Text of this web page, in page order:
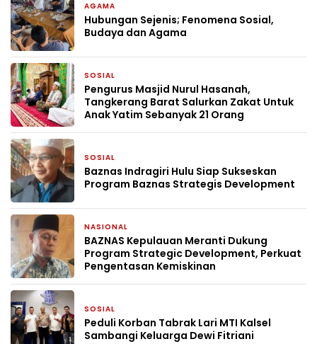
AGAMA
Hubungan Sejenis; Fenomena Sosial,
Budaya dan Agama
SOSIAL
Pengurus Masjid Nurul Hasanah,
Tangkerang Barat Salurkan Zakat Untuk
Anak Yatim Sebanyak 21 Orang
SOSIAL
Baznas Indragiri Hulu Siap Sukseskan
Program Baznas Strategis Development
NASIONAL
BAZNAS Kepulauan Meranti Dukung
Program Strategic Development, Perkuat
Pengentasan Kemiskinan
SOSIAL
Peduli Korban Tabrak Lari MTI Kalsel
Sambangi Keluarga Dewi Fitriani